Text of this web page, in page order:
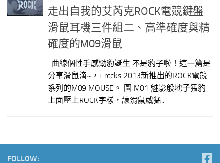
走出自我的艾芮克ROCK電競鍵盤
滑鼠耳機三件組二、高準確度與精
確度的M09滑鼠
曲線個性手感勁豹誕生 不是豹子啦！這一篇是
分享滑鼠滴~，i-rocks 2013新推出的ROCK電競
系列的M09 MOUSE。 圖 M01 魅影般地子猛豹
上面壓上ROCK字樣，讓滑鼠威猛...
FOLLOW: